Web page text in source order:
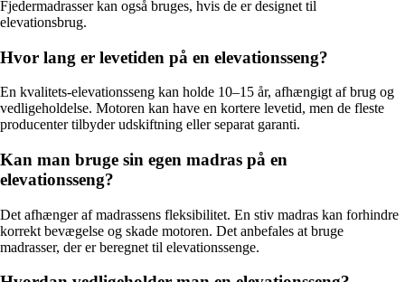
Fjedermadrasser kan også bruges, hvis de er designet til
elevationsbrug.
Hvor lang er levetiden på en elevationsseng?
En kvalitets-elevationsseng kan holde 10–15 år, afhængigt af brug og
vedligeholdelse. Motoren kan have en kortere levetid, men de fleste
producenter tilbyder udskiftning eller separat garanti.
Kan man bruge sin egen madras på en
elevationsseng?
Det afhænger af madrassens fleksibilitet. En stiv madras kan forhindre
korrekt bevægelse og skade motoren. Det anbefales at bruge
madrasser, der er beregnet til elevationssenge.